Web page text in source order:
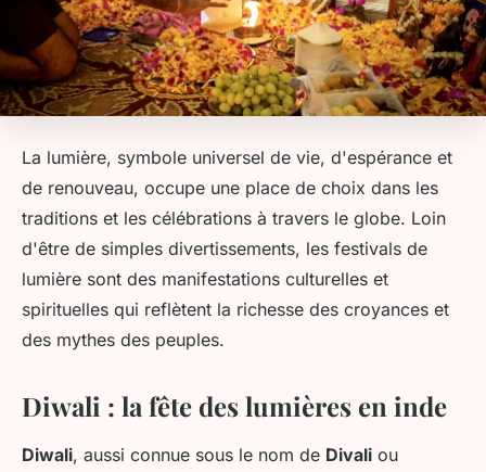
La lumière, symbole universel de vie, d'espérance et
de renouveau, occupe une place de choix dans les
traditions et les célébrations à travers le globe. Loin
d'être de simples divertissements, les festivals de
lumière sont des manifestations culturelles et
spirituelles qui reflètent la richesse des croyances et
des mythes des peuples.
Diwali : la fête des lumières en inde
Diwali, aussi connue sous le nom de Divali ou